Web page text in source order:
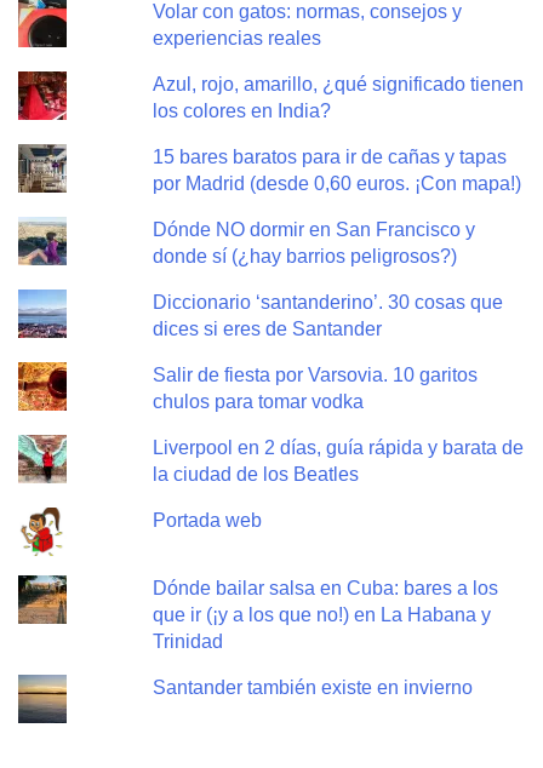
Volar con gatos: normas, consejos y
experiencias reales
Azul, rojo, amarillo, ¿qué significado tienen
los colores en India?
15 bares baratos para ir de cañas y tapas
por Madrid (desde 0,60 euros. ¡Con mapa!)
Dónde NO dormir en San Francisco y
donde sí (¿hay barrios peligrosos?)
Diccionario ‘santanderino’. 30 cosas que
dices si eres de Santander
Salir de fiesta por Varsovia. 10 garitos
chulos para tomar vodka
Liverpool en 2 días, guía rápida y barata de
la ciudad de los Beatles
Portada web
Dónde bailar salsa en Cuba: bares a los
que ir (¡y a los que no!) en La Habana y
Trinidad
Santander también existe en invierno